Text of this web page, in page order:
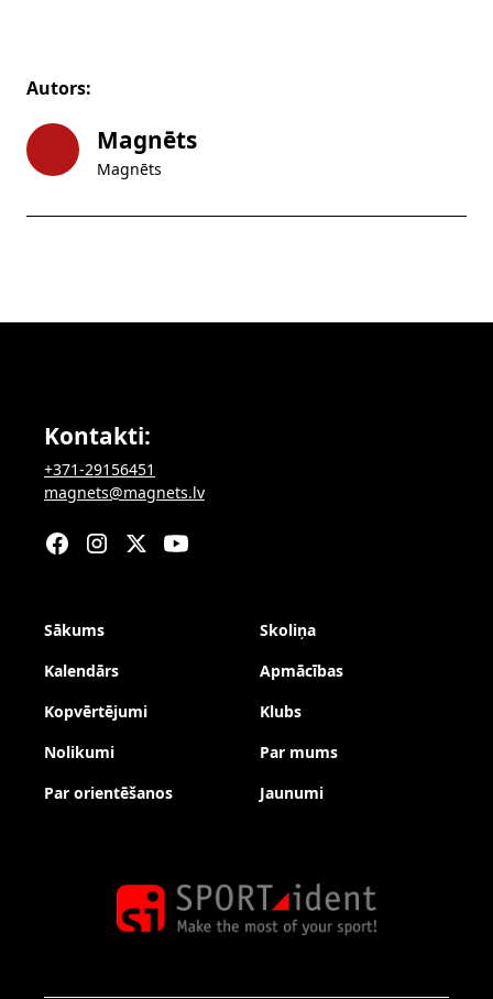
Autors:
Magnēts
Magnēts
Kontakti:
+371-29156451
magnets@magnets.lv
Sākums
Kalendārs
Kopvērtējumi
Nolikumi
Par orientēšanos
Skoliņa
Apmācības
Klubs
Par mums
Jaunumi